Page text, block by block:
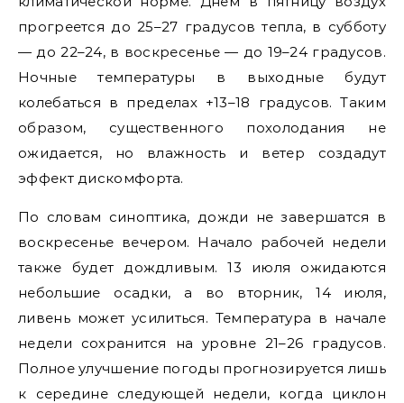
прогреется до 25–27 градусов тепла, в субботу
— до 22–24, в воскресенье — до 19–24 градусов.
Ночные температуры в выходные будут
колебаться в пределах +13–18 градусов. Таким
образом, существенного похолодания не
ожидается, но влажность и ветер создадут
эффект дискомфорта.
По словам синоптика, дожди не завершатся в
воскресенье вечером. Начало рабочей недели
также будет дождливым. 13 июля ожидаются
небольшие осадки, а во вторник, 14 июля,
ливень может усилиться. Температура в начале
недели сохранится на уровне 21–26 градусов.
Полное улучшение погоды прогнозируется лишь
к середине следующей недели, когда циклон